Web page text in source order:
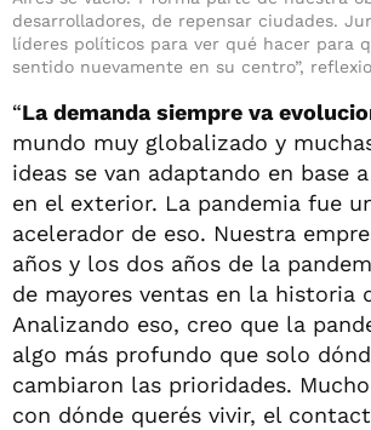
desarrolladores, de repensar ciudades.
líderes políticos para ver qué hacer para
sentido nuevamente en su centro”,
“La demanda siempre va
mundo muy globalizado y
ideas se van adaptando en base
en el exterior. La pandemia fue
acelerador de eso. Nuestra
años y los dos años de la
de mayores ventas en la historia
Analizando eso, creo que la
algo más profundo que solo
cambiaron las prioridades.
con dónde querés vivir, el